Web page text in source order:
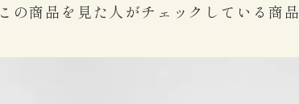
この商品を見た人がチェックしている商品